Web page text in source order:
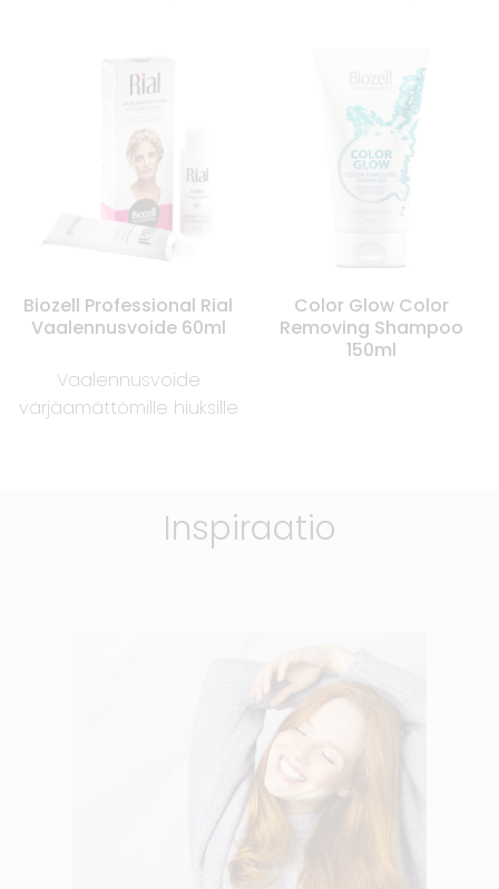
Biozell Professional Rial
Vaalennusvoide 60ml
Vaalennusvoide
värjäämättömille hiuksille
Color Glow Color
Removing Shampoo
150ml
Inspiraatio